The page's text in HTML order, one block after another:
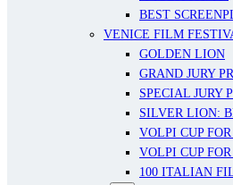
BEST
VENICE FILM
GOLDEN LION
GRAND JURY
SPECIAL JURY
SILVER LION:
VOLPI CUP
VOLPI CUP
100 ITALIAN